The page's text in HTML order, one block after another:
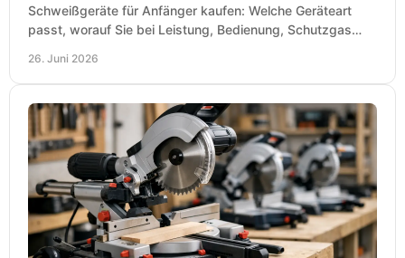
Schweißgeräte für Anfänger kaufen: Welche Geräteart
passt, worauf Sie bei Leistung, Bedienung, Schutzgas
26. Juni 2026